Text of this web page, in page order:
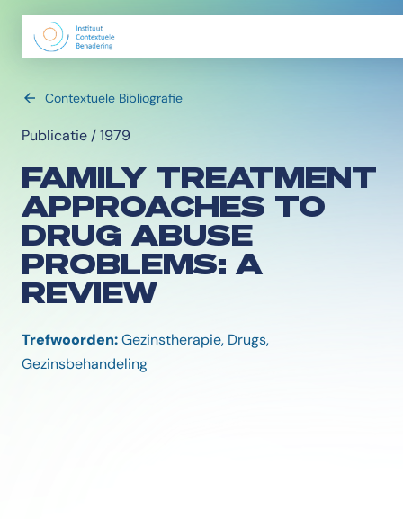
Contextuele Bibliografie
Publicatie / 1979
FAMILY TREATMENT
APPROACHES TO
DRUG ABUSE
PROBLEMS: A
REVIEW
Trefwoorden:Gezinstherapie, Drugs,
Gezinsbehandeling